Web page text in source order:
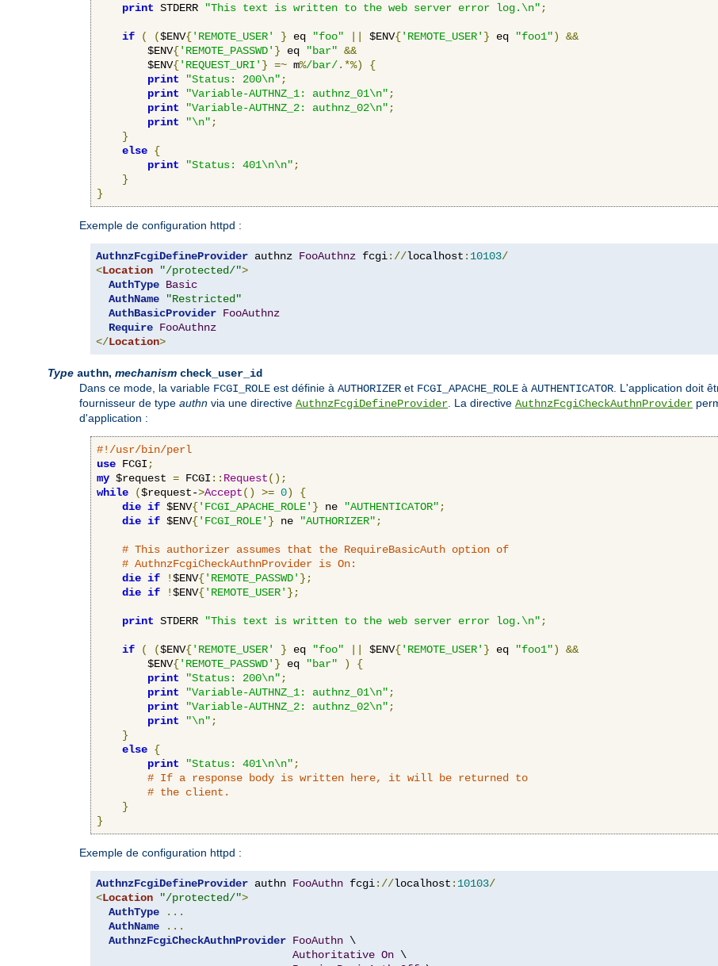
print STDERR "This text is written to the web server error log.\n" ;
if ( ($ENV{'REMOTE_USER' } eq "foo" $ENV{'REMOTE_USER' } eq "foo1")
&&
        $ENV
{'REMOTE_PASSWD' } eq "bar" &&
        $ENV
{'REQUEST_URI' } =~ m%/bar/.*%)
{
print
"Status: 200\n" ;
print
"Variable-AUTHNZ_1: authnz_01\n" ;
print
"Variable-AUTHNZ_2: authnz_02\n" ;
print
"\n" ;
}
else {
print
"Status: 401\n\n" ;
}
}
Exemple de configuration httpd :
AuthnzFcgiDefineProvider authnz FooAuthnz fcgi://localhost : 10103/
<Location "/protected/">
AuthType Basic
AuthName
"Restricted"
AuthBasicProvider FooAuthnz
Require FooAuthnz
</Location>
Type authn, mechanism check_user_id
Dans ce mode, la variable FCGI_ROLE est définie à AUTHORIZER et FCGI_APACHE_ROLE à AUTHENTICATOR . L'application doit
fournisseur de type authn via une directive AuthnzFcgiDefineProvider . La directive AuthnzFcgiCheckAuthnProvider
d'application :
#!/usr/bin/perl
use FCGI ;
my $request = FCGI :: Request();
while
($request->Accept() >= 0)
{
die if $ENV{'FCGI_APACHE_ROLE' } ne "AUTHENTICATOR" ;
die if $ENV{'FCGI_ROLE' } ne "AUTHORIZER" ;
# This authorizer assumes that the RequireBasicAuth option of
# AuthnzFcgiCheckAuthnProvider is On:
die if !$ENV{'REMOTE_PASSWD' };
die if !$ENV{'REMOTE_USER' };
print STDERR "This text is written to the web server error log.\n" ;
if ( ($ENV{'REMOTE_USER' } eq "foo" $ENV{'REMOTE_USER' } eq "foo1")
&&
        $ENV
{'REMOTE_PASSWD' } eq "bar" )
{
print
"Status: 200\n" ;
print
"Variable-AUTHNZ_1: authnz_01\n" ;
print
"Variable-AUTHNZ_2: authnz_02\n" ;
print
"\n" ;
}
else {
print
"Status: 401\n\n" ;
# If a response body is written here, it will be returned to
# the client.
}
}
Exemple de configuration httpd :
AuthnzFcgiDefineProvider authn FooAuthn fcgi://localhost : 10103/
<Location "/protected/">
AuthType
...
AuthName
...
AuthnzFcgiCheckAuthnProvider FooAuthn \
Authoritative On \